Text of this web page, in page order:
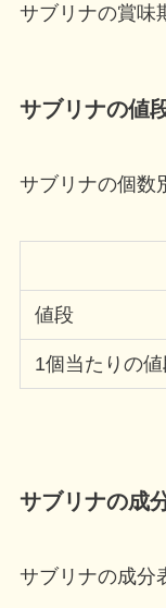
サブリナの賞味
サブリナの値
サブリナの個数
値段
1個当たりの
サブリナの成
サブリナの成分